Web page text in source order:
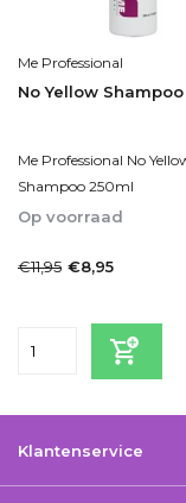
Me Professional
No Yellow
Me Professional No
Shampoo 250ml
Op voorraad
€11,95 €8,95
Klantenservice